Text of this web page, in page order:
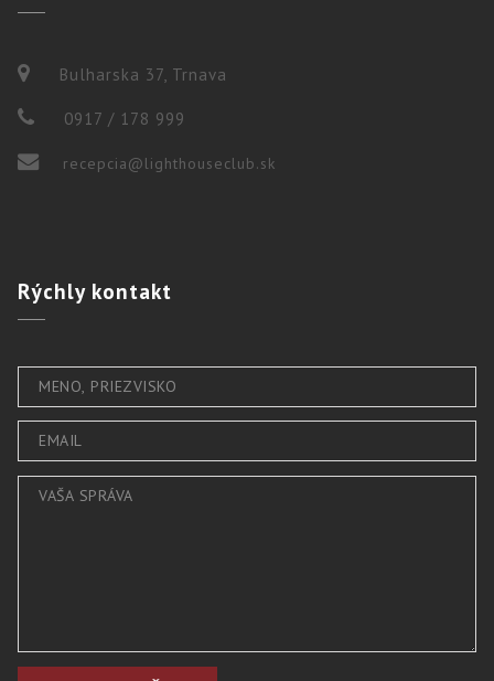
Bulharska 37, Trnava
0917 / 178 999
recepcia@lighthouseclub.sk
Rýchlykontakt